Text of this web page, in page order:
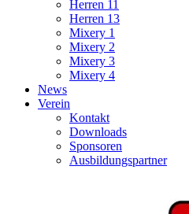
Herren 11
Herren 13
Mixery 1
Mixery 2
Mixery 3
Mixery 4
News
Verein
Kontakt
Downloads
Sponsoren
Ausbildungspartner